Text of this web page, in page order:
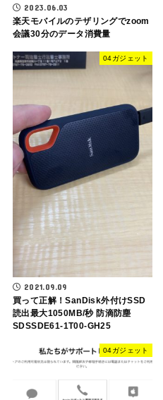
2023.06.03
楽天モバイルのテザリングでzoom
会議30分のデータ消費量
04ガジェット
2021.09.09
買って正解！SanDisk外付けSSD
読出最大1050MB/秒 防滴防塵
SDSSDE61-1T00-GH25
04ガジェット